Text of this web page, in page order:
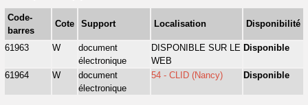
Code-
barres
Cote Support Localisation Disponibilité
61963 W
document
électronique
DISPONIBLE SUR LE
WEB
Disponible
61964 W
document
électronique
54 - CLID (Nancy) Disponible